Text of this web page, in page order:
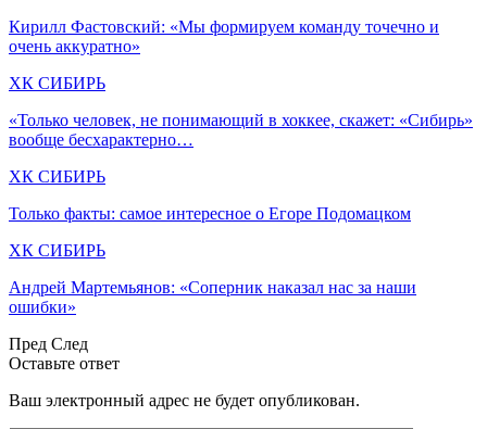
Кирилл Фастовский: «Мы формируем команду точечно и
очень аккуратно»
ХК СИБИРЬ
«Только человек, не понимающий в хоккее, скажет: «Сибирь»
вообще бесхарактерно…
ХК СИБИРЬ
Только факты: самое интересное о Егоре Подомацком
ХК СИБИРЬ
Андрей Мартемьянов: «Соперник наказал нас за наши
ошибки»
Пред След
Оставьте ответ
Ваш электронный адрес не будет опубликован.